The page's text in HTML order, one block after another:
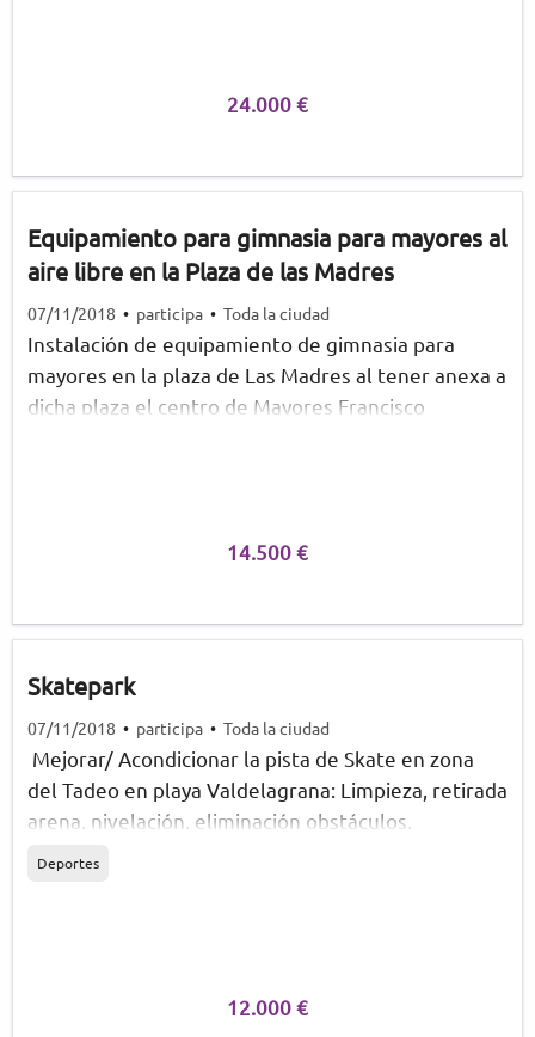
acometerán el resto de instalaciones necesarias.
24.000 €
Equipamiento para gimnasia para mayores al
aire libre en la Plaza de las Madres
07/11/2018 • participa • Toda la ciudad
Instalación de equipamiento de gimnasia para
mayores en la plaza de Las Madres al tener anexa a
dicha plaza el centro de Mayores Francisco
14.500 €
Skatepark
07/11/2018 • participa • Toda la ciudad
Mejorar/ Acondicionar la pista de Skate en zona
del Tadeo en playa Valdelagrana: Limpieza, retirada
arena, nivelación, eliminación obstáculos,
Deportes
12.000 €